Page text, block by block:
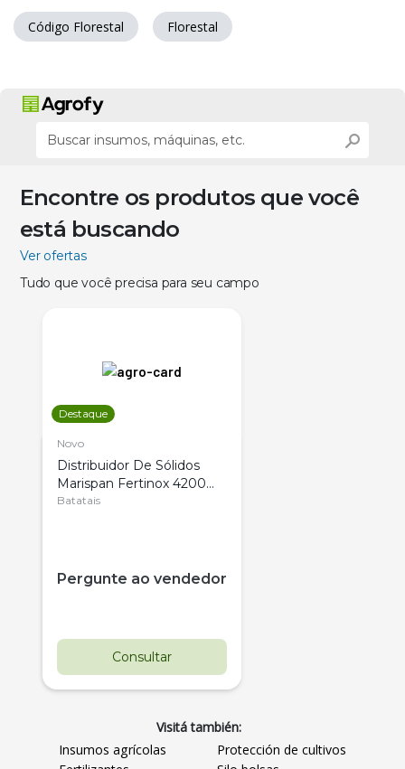
Código Florestal Florestal
Encontre os produtos que você
está buscando
Ver ofertas
Tudo que você precisa para seu campo
Destaque
Novo
Distribuidor De Sólidos
Marispan Fertinox 4200
Citrus
Batatais
Pergunte ao vendedor
Consultar
Visitá también:
Insumos agrícolas
Protección de cultivos